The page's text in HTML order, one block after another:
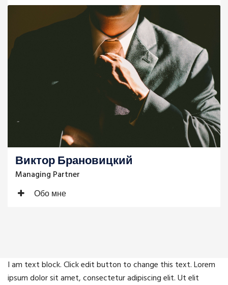
Виктор Брановицкий
Managing Partner
Обо мне
I am text block. Click edit button to change this text. Lorem
ipsum dolor sit amet, consectetur adipiscing elit. Ut elit